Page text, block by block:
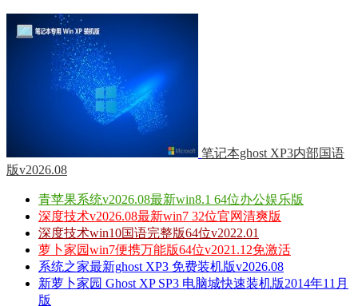
笔记本ghost XP3内部国语
版v2026.08
青苹果系统v2026.08最新win8.1 64位办公娱乐版
深度技术v2026.08最新win7 32位官网清爽版
深度技术win10国语完整版64位v2022.01
萝卜家园win7便携万能版64位v2021.12免激活
系统之家最新ghost XP3 免费装机版v2026.08
新萝卜家园 Ghost XP SP3 电脑城快速装机版2014年11月
版